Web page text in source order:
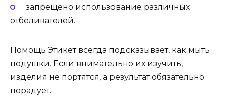
запрещено использование различных
отбеливателей.
Помощь Этикет всегда подсказывает, как мыть
подушки. Если внимательно их изучить,
изделия не портятся, а результат обязательно
порадует.